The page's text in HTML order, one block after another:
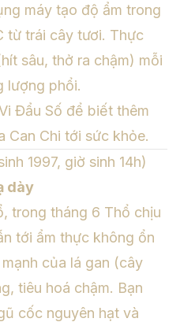
máy tạo độ ẩm trong
từ trái cây tươi. Thực
sâu, thở ra chậm) mỗi
lượng phổi.
Đẩu Số để biết thêm
Can Chi tới sức khỏe.
1997, giờ sinh 14h)
dày
trong tháng 6 Thổ chịu
tới ẩm thực không ổn
của lá gan (cây
tiêu hoá chậm. Bạn
cốc nguyên hạt và